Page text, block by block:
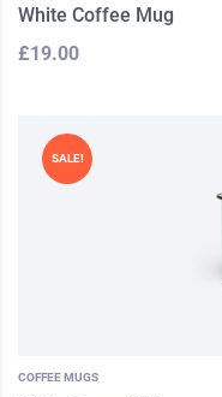
White Coffee Mug
£19.00
SALE!
COFFEE MUGS